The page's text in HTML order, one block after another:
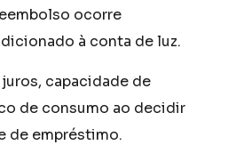
ocorre
à conta de luz.
capacidade de
de consumo ao decidir
de empréstimo.